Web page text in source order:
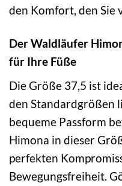
den Komfort, den Sie
Der Waldläufer
für Ihre Füße
Die Größe 37,5 ist
den Standardgrößen
bequeme Passform
Himona in dieser
perfekten
Bewegungsfreiheit.